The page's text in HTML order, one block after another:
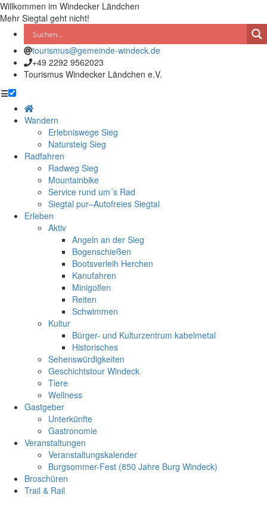
Willkommen im Windecker Ländchen
Mehr Siegtal geht nicht!
tourismus@gemeinde-windeck.de
+49 2292 9562023
Tourismus Windecker Ländchen e.V.
☰
Wandern
Erlebniswege Sieg
Natursteig Sieg
Radfahren
Radweg Sieg
Mountainbike
Service rund um´s Rad
Siegtal pur–Autofreies Siegtal
Erleben
Aktiv
Angeln an der Sieg
Bogenschießen
Bootsverleih Herchen
Kanufahren
Minigolfen
Reiten
Schwimmen
Kultur
Bürger- und Kulturzentrum kabelmetal
Historisches
Sehenswürdigkeiten
Geschichtstour Windeck
Tiere
Wellness
Gastgeber
Unterkünfte
Gastronomie
Veranstaltungen
Veranstaltungskalender
Burgsommer-Fest (850 Jahre Burg Windeck)
Broschüren
Trail & Rail